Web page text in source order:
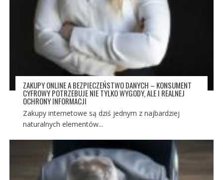
ZAKUPY ONLINE A BEZPIECZEŃSTWO DANYCH – KONSUMENT
CYFROWY POTRZEBUJE NIE TYLKO WYGODY, ALE I REALNEJ
OCHRONY INFORMACJI
Zakupy internetowe są dziś jednym z najbardziej
naturalnych elementów...